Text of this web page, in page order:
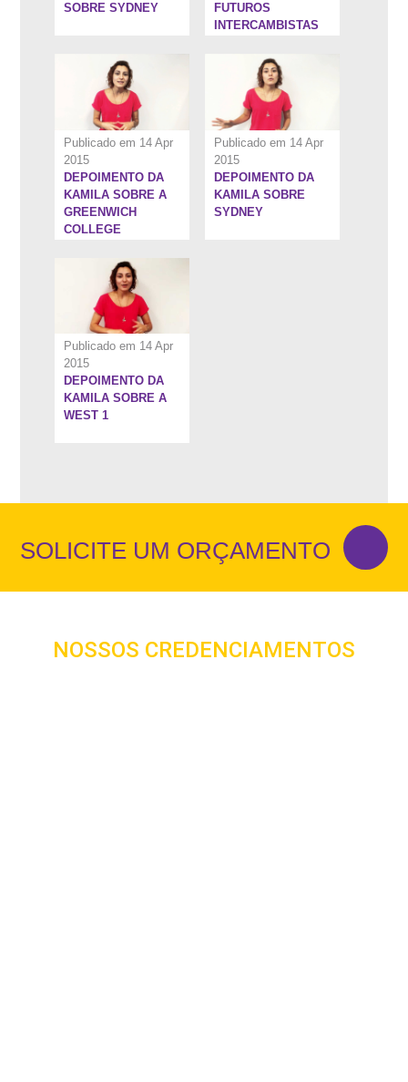
SOBRE SYDNEY
FUTUROS
INTERCAMBISTAS
Publicado em 14 Apr
2015
DEPOIMENTO DA
KAMILA SOBRE A
GREENWICH
COLLEGE
Publicado em 14 Apr
2015
DEPOIMENTO DA
KAMILA SOBRE
SYDNEY
Publicado em 14 Apr
2015
1:13''
DEPOIMENTO DA
KAMILA SOBRE A
WEST 1
SOLICITE UM ORÇAMENTO
NOSSOS CREDENCIAMENTOS